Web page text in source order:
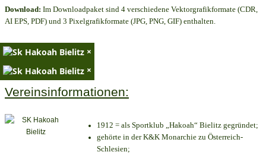
Download: Im Downloadpaket sind 4 verschiedene Vektorgrafikformate (CDR,
AI EPS, PDF) und 3 Pixelgrafikformate (JPG, PNG, GIF) enthalten.
×
×
Vereinsinformationen:
1912 = als Sportklub „Hakoah“ Bielitz gegründet;
gehörte in der K&K Monarchie zu Österreich-
Schlesien;